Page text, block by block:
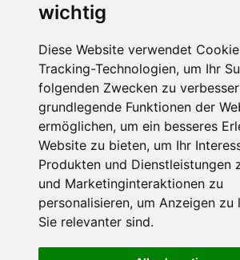
wichtig
Diese Website verwendet
Tracking-Technologien, um Ihr
folgenden Zwecken zu
grundlegende Funktionen der
ermöglichen, um ein besseres
Website zu bieten, um Ihr
Produkten und Dienstleistungen
und Marketinginteraktionen zu
personalisieren, um Anzeigen
Sie relevanter sind.
Die Schneehoehen Ski APP für iOS
Muss für alle Wintersportler und
Impressum
Nutzungsbedingungen
Portale
FAQ Newsletter